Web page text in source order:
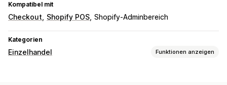
Kompatibel mit
Checkout Shopify POS Shopify-Adminbereich
Kategorien
Einzelhandel Funktionen anzeigen